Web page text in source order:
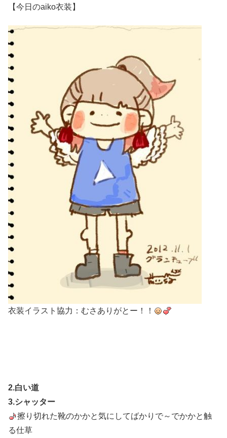
【今日のaiko衣装】
衣装イラスト協力：むさありがとー！！
2.白い道
3.シャッター
擦り切れた靴のかかと気にしてばかりで～でかかと触
る仕草